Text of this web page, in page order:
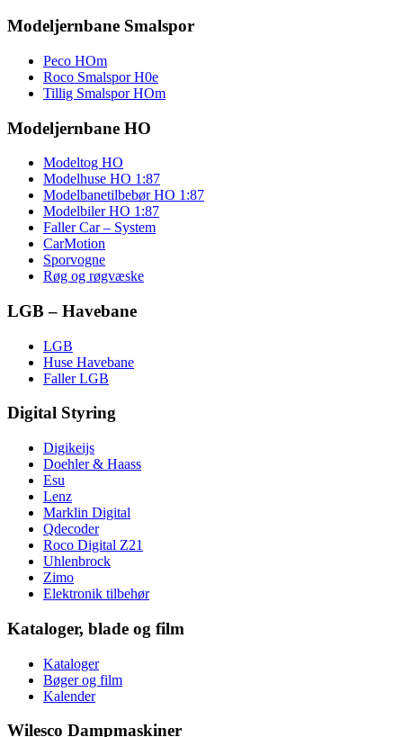
Modeljernbane Smalspor
Peco HOm
Roco Smalspor H0e
Tillig Smalspor HOm
Modeljernbane HO
Modeltog HO
Modelhuse HO 1:87
Modelbanetilbebør HO 1:87
Modelbiler HO 1:87
Faller Car – System
CarMotion
Sporvogne
Røg og røgvæske
LGB – Havebane
LGB
Huse Havebane
Faller LGB
Digital Styring
Digikeijs
Doehler & Haass
Esu
Lenz
Marklin Digital
Qdecoder
Roco Digital Z21
Uhlenbrock
Zimo
Elektronik tilbehør
Kataloger, blade og film
Kataloger
Bøger og film
Kalender
Wilesco Dampmaskiner